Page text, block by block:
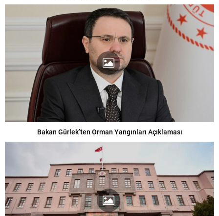
Bakan Gürlek’ten Orman Yangınları Açıklaması